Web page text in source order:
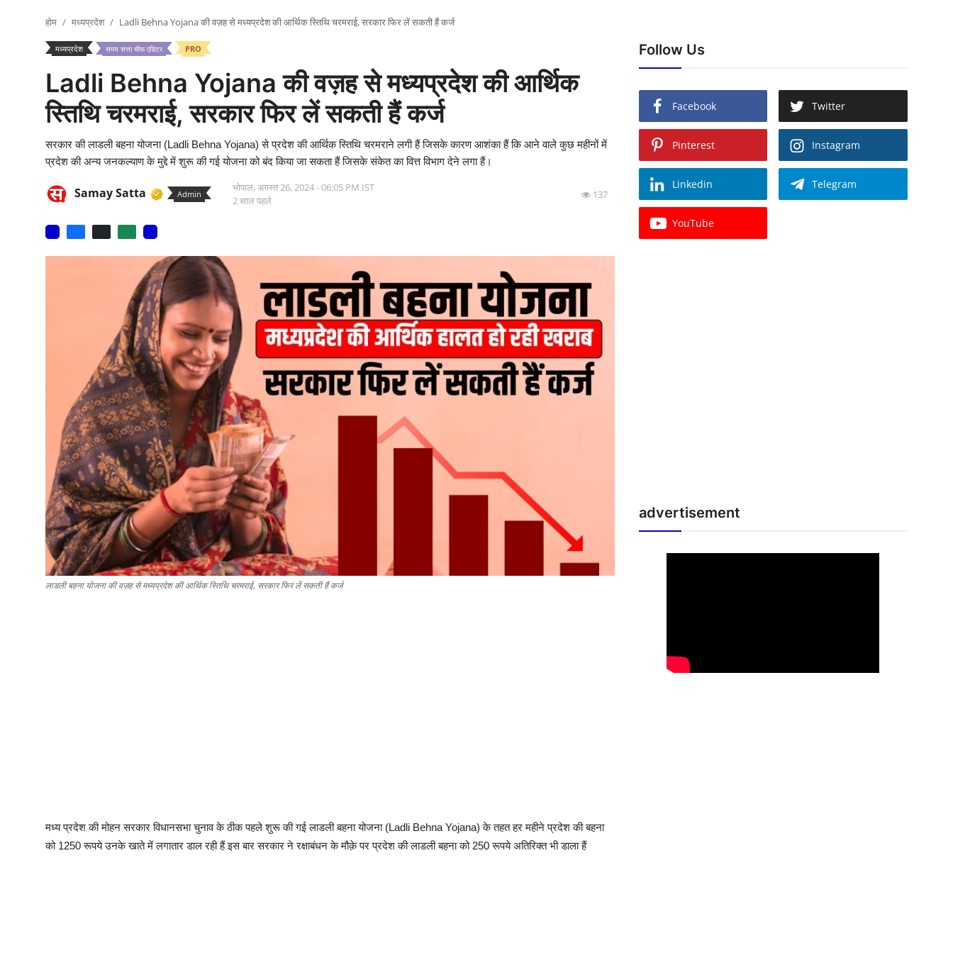
लाइफ स्टाइल
टिप्पणी - एक नया लेख
होम मध्यप्रदेश Ladli Behna Yojana की वज़ह से मध्यप्रदेश की आर्थिक स्तिथि चरमराई, सरकार फिर लें सकती हैं कर्ज
मध्यप्रदेश समय सत्ता चीफ एडिटर PRO
Ladli Behna Yojana की वज़ह से मध्यप्रदेश की आर्थिक
स्तिथि चरमराई, सरकार फिर लें सकती हैं कर्ज
सरकार की लाडली बहना योजना (Ladli Behna Yojana) से प्रदेश की आर्थिक स्तिथि चरमराने लगी हैं जिसके कारण आशंका हैं कि आने वाले कुछ महीनों में
प्रदेश की अन्य जनकल्याण के मुद्दे में शुरू की गई योजना को बंद किया जा सकता हैं जिसके संकेत का वित्त विभाग देने लगा हैं।
Samay Satta Admin
भोपाल,अगस्त 26, 2024 - 06:05 PM IST
2 साल पहले
137
लाडली बहना योजना की वज़ह से मध्यप्रदेश की आर्थिक स्तिथि चरमराई, सरकार फिर लें सकती हैं कर्ज
मध्य प्रदेश की मोहन सरकार विधानसभा चुनाव के ठीक पहले शुरू की गई लाडली बहना योजना (Ladli Behna Yojana) के तहत हर महीने प्रदेश की बहना
को 1250 रूपये उनके खाते में लगातार डाल रही हैं इस बार सरकार ने रक्षाबंधन के मौक़े पर प्रदेश की लाडली बहना को 250 रूपये अतिरिक्त भी डाला हैं
Follow Us
Facebook Twitter
Pinterest Instagram
Linkedin Telegram
YouTube
advertisement